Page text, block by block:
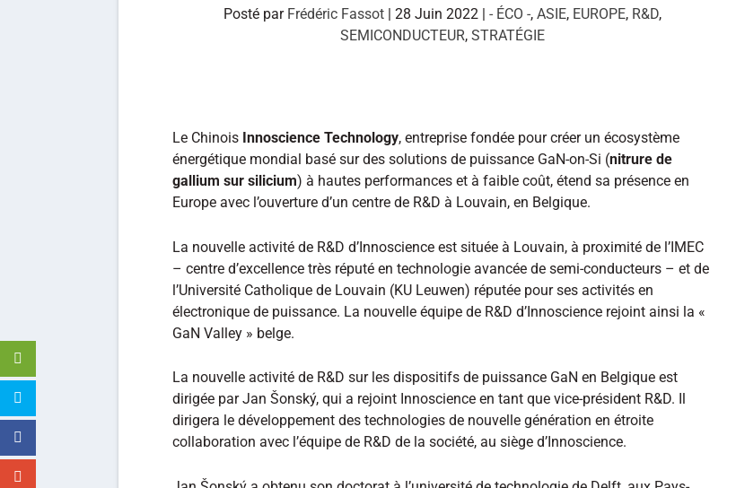
Posté par Frédéric Fassot| 28 Juin 2022| - ÉCO -, ASIE, EUROPE, R&D,
SEMICONDUCTEUR, STRATÉGIE
Le Chinois Innoscience Technology, entreprise fondée pour créer un écosystème
énergétique mondial basé sur des solutions de puissance GaN-on-Si (nitrure de
gallium sur silicium) à hautes performances et à faible coût, étend sa présence en
Europe avec l’ouverture d’un centre de R&D à Louvain, en Belgique.
La nouvelle activité de R&D d’Innoscience est située à Louvain, à proximité de l’IMEC
– centre d’excellence très réputé en technologie avancée de semi-conducteurs – et de
l’Université Catholique de Louvain (KU Leuwen) réputée pour ses activités en
électronique de puissance. La nouvelle équipe de R&D d’Innoscience rejoint ainsi la «
GaN Valley » belge.
La nouvelle activité de R&D sur les dispositifs de puissance GaN en Belgique est
dirigée par Jan Šonský, qui a rejoint Innoscience en tant que vice-président R&D. Il
dirigera le développement des technologies de nouvelle génération en étroite
collaboration avec l’équipe de R&D de la société, au siège d’Innoscience.